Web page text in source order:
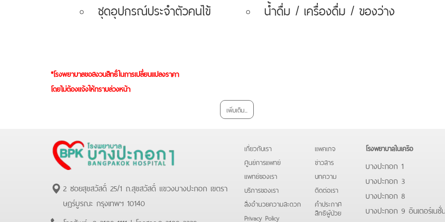
ชุดอุปกรณ์ประจำตัวคนไข้ น้ำดื่ม / เครื่องดื่ม / ของว่าง
*โรงพยาบาลขอสงวนสิทธิ์ในการเปลี่ยนแปลงราคา
โดยไม่ต้องแจ้งให้ทราบล่วงหน้า
เพิ่มเติม...
2 ซอยสุขสวัสดิ์ 25/1 ถ.สุขสวัสดิ์ แขวงบางปะกอก เขตรา
ษฏร์บูรณะ กรุงเทพฯ 10140
เกี่ยวกับเรา
ศูนย์การแพทย์
แพทย์ของเรา
บริการของเรา
สิ่งอำนวยความสะดวก
Privacy Policy
แพคเกจ
ข่าวสาร
บทความ
ติดต่อเรา
คําประกาศ
สิทธิผู้ป่วย
โรงพยาบาลในเครือ
บางปะกอก 1
บางปะกอก 3
บางปะกอก 8
บางปะกอก 9 อินเตอร์เนชั่